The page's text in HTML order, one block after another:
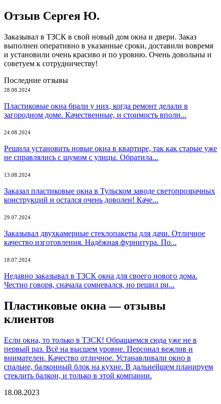
Отзыв Сергея Ю.
Заказывал в ТЗСК в свой новый дом окна и двери. Заказ
выполнен оперативно в указанные сроки, доставили вовремя
и установили очень красиво и по уровню. Очень довольны и
советуем к сотрудничеству!
Последние отзывы
28.08.2024
Пластиковые окна брали у них, когда ремонт делали в
загородном доме. Качественные, и стоимость вполн...
24.08.2024
Решила установить новые окна в квартире, так как старые уже
не справлялись с шумом с улицы. Обратила...
13.08.2024
Заказал пластиковые окна в Тульском заводе светопрозрачных
конструкций и остался очень доволен! Каче...
29.07.2024
Заказывал двухкамерные стеклопакеты для дачи. Отличное
качество изготовления. Надёжная фурнитура. По...
18.07.2024
Недавно заказывал в ТЗСК окна для своего нового дома.
Честно говоря, сначала сомневался, но решил ри...
Пластиковые окна — отзывы
клиентов
Если окна, то только в ТЗСК! Обращаемся сюда уже не в
первый раз. Всё на высшем уровне. Персонал вежлив и
внимателен. Качество отличное. Устанавливали окно в
спальне, балконный блок на кухне. В дальнейшем планируем
стеклить балкон, и только в этой компании.
18.08.2023